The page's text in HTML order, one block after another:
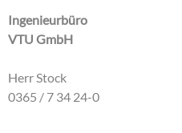
Ingenieurbüro
VTU GmbH
Herr Stock
0365 / 7 34 24-0